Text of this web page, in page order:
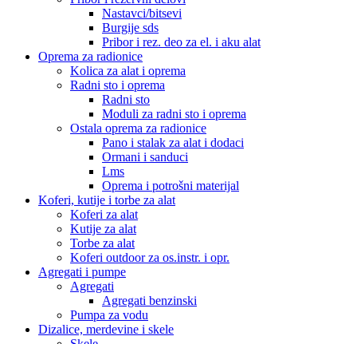
Nastavci/bitsevi
Burgije sds
Pribor i rez. deo za el. i aku alat
Oprema za radionice
Kolica za alat i oprema
Radni sto i oprema
Radni sto
Moduli za radni sto i oprema
Ostala oprema za radionice
Pano i stalak za alat i dodaci
Ormani i sanduci
Lms
Oprema i potrošni materijal
Koferi, kutije i torbe za alat
Koferi za alat
Kutije za alat
Torbe za alat
Koferi outdoor za os.instr. i opr.
Agregati i pumpe
Agregati
Agregati benzinski
Pumpa za vodu
Dizalice, merdevine i skele